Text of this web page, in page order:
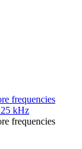
frequencies
kHz
frequencies